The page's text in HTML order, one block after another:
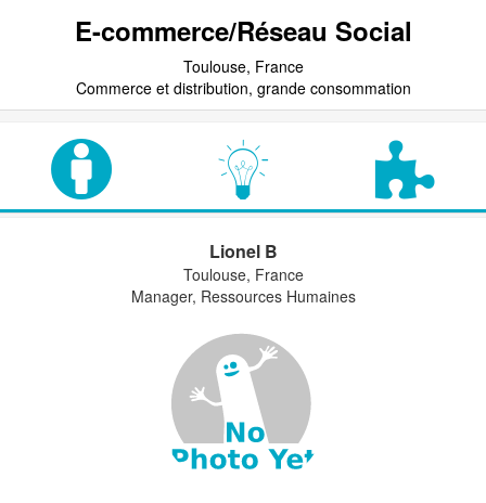
E-commerce/Réseau Social
Toulouse, France
Commerce et distribution, grande consommation
Lionel B
Toulouse, France
Manager, Ressources Humaines